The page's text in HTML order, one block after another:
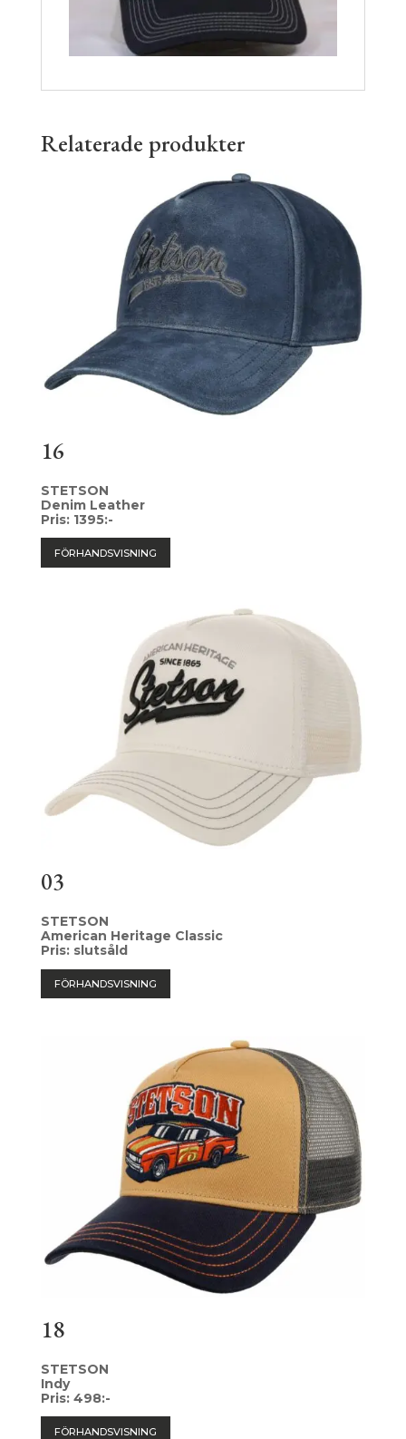
Relaterade produkter
16
STETSON
Denim Leather
Pris: 1395:-
FÖRHANDSVISNING
03
STETSON
American Heritage Classic
Pris: slutsåld
FÖRHANDSVISNING
18
STETSON
Indy
Pris: 498:-
FÖRHANDSVISNING